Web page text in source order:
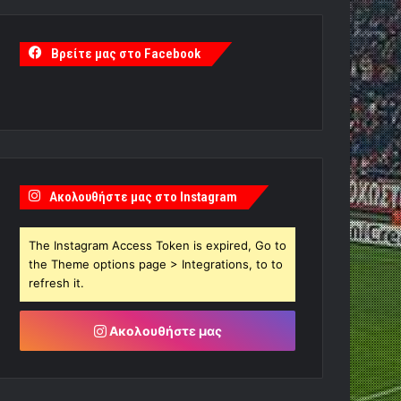
Βρείτε μας στο Facebook
Ακολουθήστε μας στο Instagram
The Instagram Access Token is expired, Go to
the Theme options page > Integrations, to to
refresh it.
Ακολουθήστε μας